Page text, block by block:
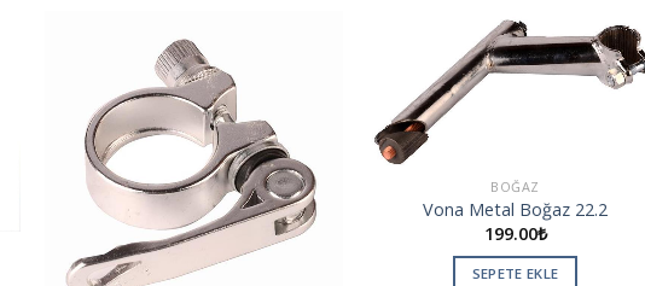
Add to
wishlist
BOĞAZ
Vona Metal Boğaz 22.2
199.00₺
SEPETE EKLE